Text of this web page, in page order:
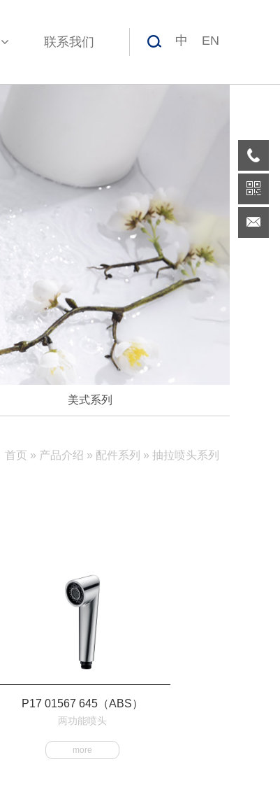
联系我们 中 EN
美式系列
首页 » 产品介绍 » 配件系列 » 抽拉喷头系列
P17 01567 645（ABS）
两功能喷头
more